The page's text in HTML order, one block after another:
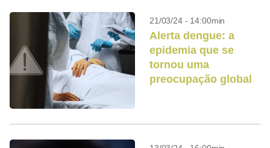
21/03/24 - 14:00min
Alerta dengue: a
epidemia que se
tornou uma
preocupação global